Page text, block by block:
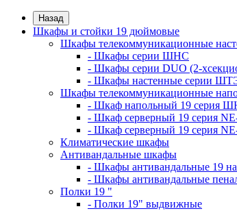
Назад
Шкафы и стойки 19 дюймовые
Шкафы телекоммуникационные
- Шкафы серии ШНС
- Шкафы серии DUO (2-
- Шкафы настенные серии
Шкафы телекоммуникационные
- Шкаф напольный 19 серия
- Шкаф серверный 19 серия
- Шкаф серверный 19 серия
Климатические шкафы
Антивандальные шкафы
- Шкафы антивандальные 19
- Шкафы антивандальные
Полки 19 "
- Полки 19" выдвижные